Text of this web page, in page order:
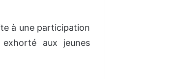
à une participation
aux jeunes